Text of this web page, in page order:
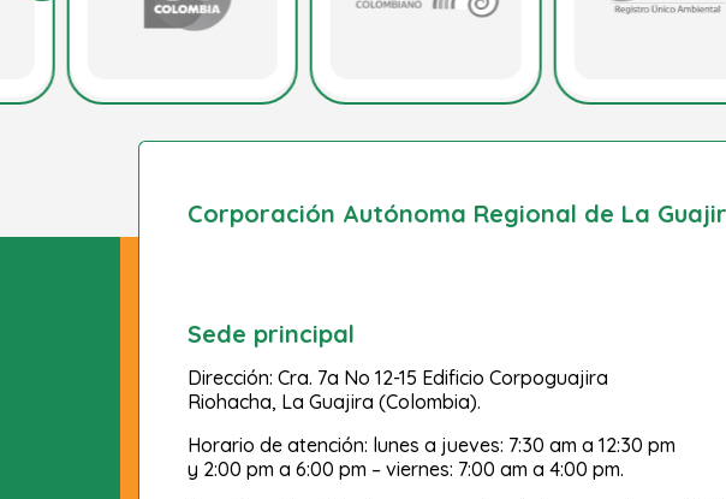
Corporación Autónoma Regional de La
Sede principal
Dirección: Cra. 7a No 12-15 Edificio Corpoguajira
Riohacha, La Guajira (Colombia).
Horario de atención: lunes a jueves: 7:30 am a 12:30 pm
y 2:00 pm a 6:00 pm – viernes: 7:00 am a 4:00 pm.